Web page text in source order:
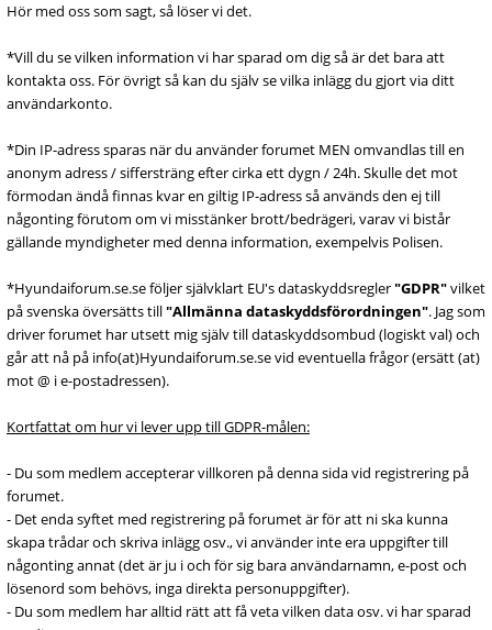
Hör med oss som sagt, så löser vi det.
*Vill du se vilken information vi har sparad om dig så är det bara att
kontakta oss. För övrigt så kan du själv se vilka inlägg du gjort via ditt
användarkonto.
*Din IP-adress sparas när du använder forumet MEN omvandlas till en
anonym adress / siffersträng efter cirka ett dygn / 24h. Skulle det mot
förmodan ändå finnas kvar en giltig IP-adress så används den ej till
någonting förutom om vi misstänker brott/bedrägeri, varav vi bistår
gällande myndigheter med denna information, exempelvis Polisen.
*Hyundaiforum.se.se följer självklart EU's dataskyddsregler"GDPR"vilket
på svenska översätts till"Allmänna dataskyddsförordningen". Jag som
driver forumet har utsett mig själv till dataskyddsombud (logiskt val) och
går att nå på info(at)Hyundaiforum.se.se vid eventuella frågor (ersätt (at)
mot @ i e-postadressen).
Kortfattat om hur vi lever upp till GDPR-målen:
- Du som medlem accepterar villkoren på denna sida vid registrering på
forumet.
- Det enda syftet med registrering på forumet är för att ni ska kunna
skapa trådar och skriva inlägg osv., vi använder inte era uppgifter till
någonting annat (det är ju i och för sig bara användarnamn, e-post och
lösenord som behövs, inga direkta personuppgifter).
- Du som medlem har alltid rätt att få veta vilken data osv. vi har sparad